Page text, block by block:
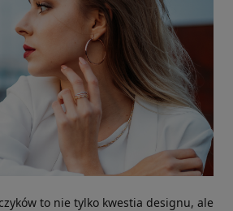
to nie tylko kwestia designu, ale